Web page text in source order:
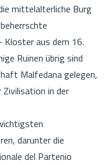
mittelalterliche Burg
Kloster aus dem 16.
Ruinen übrig sind
Malfedana gelegen,
in der
darunter die
del Partenio